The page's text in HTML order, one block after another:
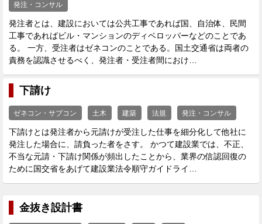
発注・コンサル
発注者とは、建設においては公共工事であれば国、自治体、民間
工事であればビル・マンションのディベロッパーなどのことであ
る。 一方、受注者はゼネコンのことである。国土交通省は両者の
責務を認識させるべく、発注者・受注者間におけ…
下請け
ゼネコン・サブコン 土木 建築 法規 発注・コンサル
下請けとは発注者から元請けが受注した仕事を細分化して他社に
発注した場合に、請負った者をさす。 かつて建設業では、不正、
不当な元請・下請け関係が頻出したことから、業界の信認回復の
ために国交省をあげて建設業法令順守ガイドライ…
金抜き設計書